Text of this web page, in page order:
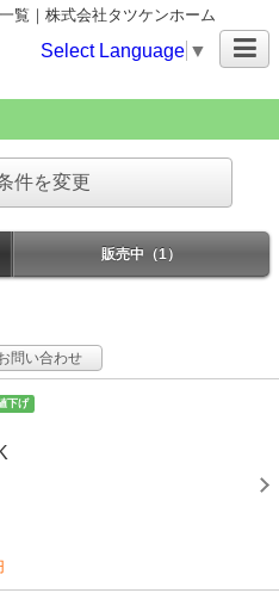
覧｜株式会社タツケンホーム
Select Language ▼
件を変更
販売中（1）
問い合わせ
下げ